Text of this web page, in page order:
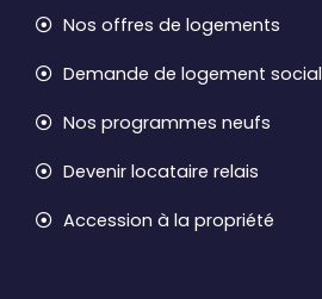
Nos offres de logements
Demande de logement social
Nos programmes neufs
Devenir locataire relais
Accession à la propriété